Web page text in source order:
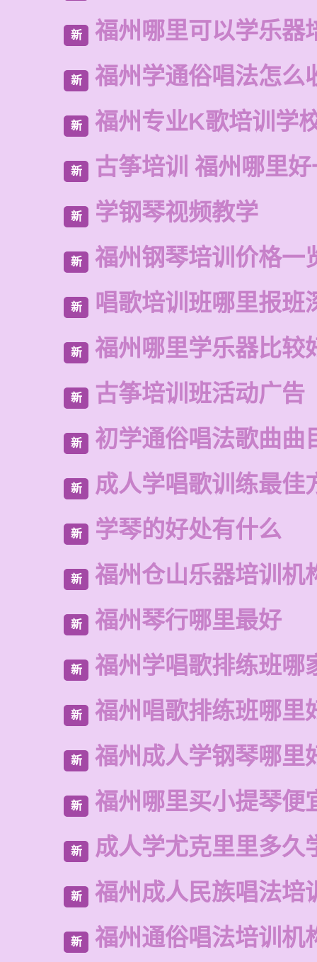
新 福州哪里可以学乐器
新 福州学通俗唱法怎么
新 福州专业K歌培训学
新 古筝培训 福州哪里
新 学钢琴视频教学
新 福州钢琴培训价格一
新 唱歌培训班哪里报班
新 福州哪里学乐器比较
新 古筝培训班活动广告
新 初学通俗唱法歌曲曲
新 成人学唱歌训练最佳
新 学琴的好处有什么
新 福州仓山乐器培训机
新 福州琴行哪里最好
新 福州学唱歌排练班哪
新 福州唱歌排练班哪里
新 福州成人学钢琴哪里
新 福州哪里买小提琴便
新 成人学尤克里里多久
新 福州成人民族唱法培
新 福州通俗唱法培训机